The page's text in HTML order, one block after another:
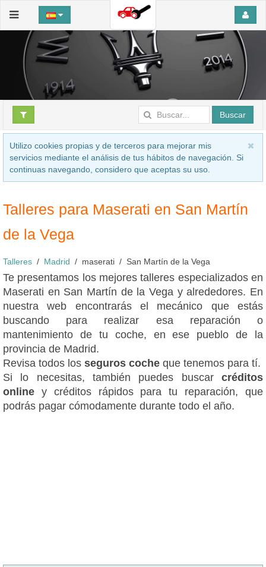
Buscar
Utilizo cookies propias y de terceros para mejorar mis
servicios mediante el análisis de tus hábitos de navegación. Si
continuas navegando, considero que aceptas su uso.
Talleres para Maserati en San Martín
de la Vega
Talleres Madrid maserati San Martín de la Vega
Te presentamos los mejores talleres especializados en
Maserati en San Martín de la Vega y alrededores. En
nuestra web encontrarás el mecánico que estás
buscando para realizar esa reparación o
mantenimiento de tu coche, en ese pueblo de la
provincia de Madrid.
Revisa todos los seguros coche que tenemos para tí.
Si lo necesitas, también puedes buscar créditos
online y créditos rápidos para tu reparación, que
podrás pagar cómodamente durante todo el año.